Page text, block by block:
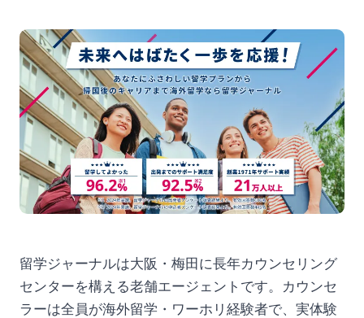
留学ジャーナルは大阪・梅田に長年カウンセリング
センターを構える老舗エージェントです。カウンセ
ラーは全員が海外留学・ワーホリ経験者で、実体験